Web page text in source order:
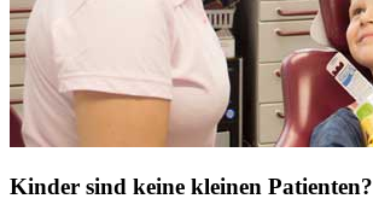
Kinder sind keine kleinen Patienten?